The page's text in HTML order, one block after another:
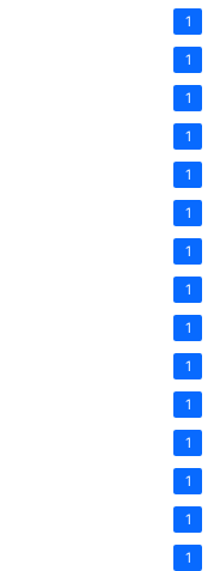
1
1
1
1
1
1
1
1
1
1
1
1
1
1
1